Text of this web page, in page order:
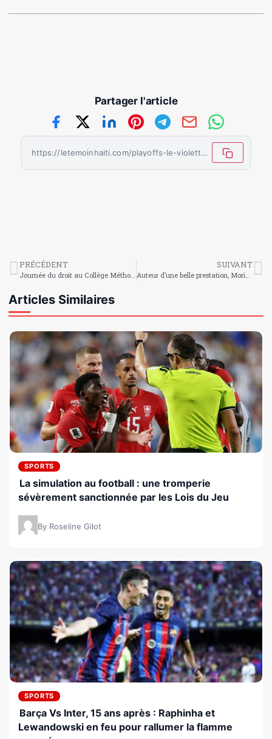
Partager l'article
https://letemoinhaiti.com/playoffs-le-violette-ac-simpose-a-domicile-et-prend-trois-points-importants/
PRÉCÉDENT SUIVANT
Articles Similaires
SPORTS
La simulation au football : une tromperie
sévèrement sanctionnée par les Lois du Jeu
By Roseline Gilot
SPORTS
Barça Vs Inter, 15 ans après : Raphinha et
Lewandowski en feu pour rallumer la flamme